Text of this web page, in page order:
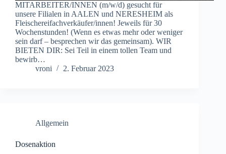
MITARBEITER/INNEN (m/w/d) gesucht für
unsere Filialen in AALEN und NERESHEIM als
Fleischereifachverkäufer/innen! Jeweils für 30
Wochenstunden! (Wenn es etwas mehr oder weniger
sein darf – besprechen wir das gemeinsam). WIR
BIETEN DIR: Sei Teil in einem tollen Team und
bewirb…
vroni
2. Februar 2023
Allgemein
Dosenaktion